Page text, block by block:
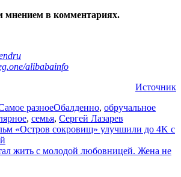
мнением в комментариях.
alibabainfo
Источник
разноеОбалденно, обручальное
, семья, Сергей Лазарев
«Остров сокровищ» улучшили до 4K с
жить с молодой любовницей. Жена не